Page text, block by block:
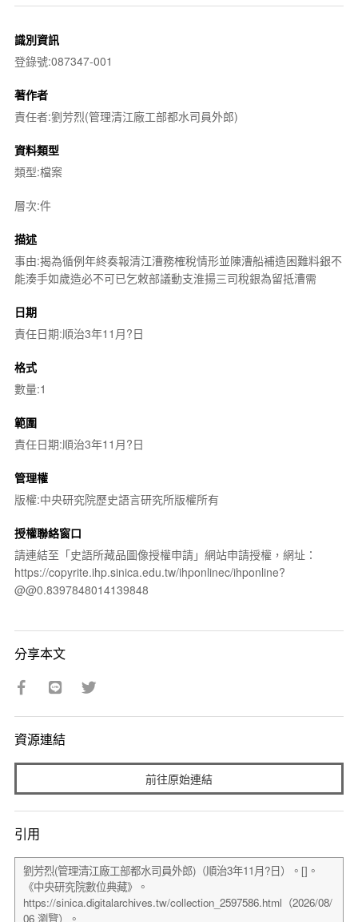
識別資訊
登錄號:087347-001
著作者
責任者:劉芳烈(管理清江廠工部都水司員外郎)
資料類型
類型:檔案
層次:件
描述
事由:揭為循例年終奏報清江漕務榷稅情形並陳漕船補造困難料銀不
能湊手如歲造必不可已乞敕部議動支淮揚三司稅銀為留抵漕需
日期
責任日期:順治3年11月?日
格式
數量:1
範圍
責任日期:順治3年11月?日
管理權
版權:中央研究院歷史語言研究所版權所有
授權聯絡窗口
請連結至「史語所藏品圖像授權申請」網站申請授權，網址：
https://copyrite.ihp.sinica.edu.tw/ihponlinec/ihponline?
@@0.8397848014139848
分享本文
資源連結
前往原始連結
引用